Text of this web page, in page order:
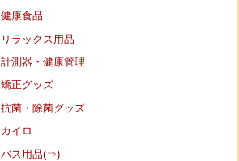
健康食品
リラックス用品
計測器・健康管理
矯正グッズ
抗菌・除菌グッズ
カイロ
バス用品(⇒)